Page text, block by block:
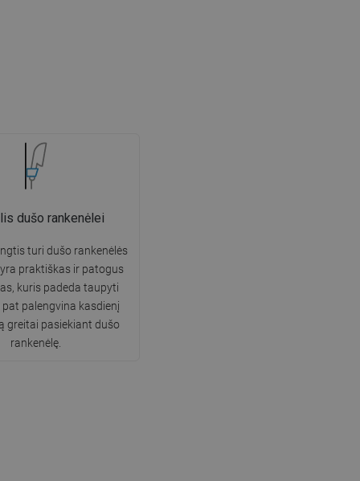
dušo rankenėlei
turi dušo rankenėlės
yra praktiškas ir patogus
kuris padeda taupyti
palengvina kasdienį
greitai pasiekiant dušo
rankenėlę.